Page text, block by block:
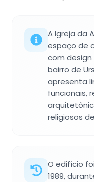
A Igreja da
espaço de
com design
bairro de
apresenta
funcionais,
religiosos
O edifício
1989,